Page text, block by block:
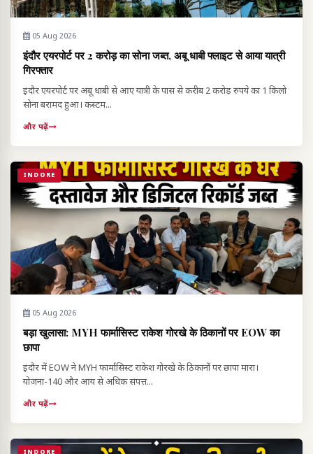
05 Aug 2026
इंदौर एयरपोर्ट पर 2 करोड़ का सोना जब्त, अबू धाबी फ्लाइट से आया यात्री
गिरफ्तार
इंदौर एयरपोर्ट पर अबू धाबी से आए यात्री के पास से करीब 2 करोड़ रुपये का 1 किलो
सोना बरामद हुआ। कस्टम...
और पढ़ें
INDORE
05 Aug 2026
बड़ा खुलासा: MYH फार्मासिस्ट राकेश गोरखे के ठिकानों पर EOW का
छापा
इंदौर में EOW ने MYH फार्मासिस्ट राकेश गोरखे के ठिकानों पर छापा मारा।
योजना-140 और आय से अधिक संपत्त...
और पढ़ें
INDORE